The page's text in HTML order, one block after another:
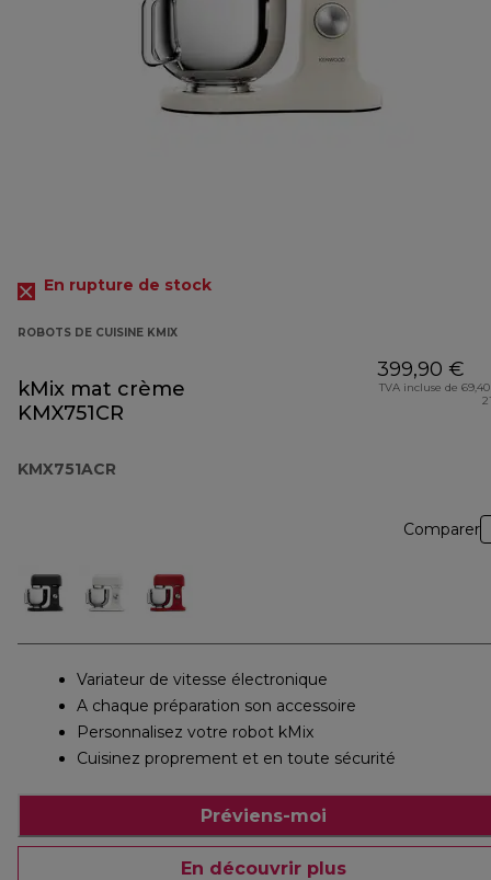
En rupture de stock
ROBOTS DE CUISINE KMIX
kMix mat crème
KMX751CR
KMX751ACR
399,90 €
TVA incluse de
Comparer
Variateur de vitesse électronique
A chaque préparation son accessoire
Personnalisez votre robot kMix
Cuisinez proprement et en toute sécurité
Préviens-moi
En découvrir plus